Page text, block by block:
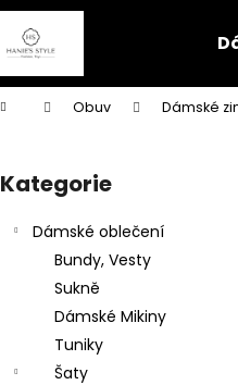
Domů Obuv Dámské
Přeskočit
kategorie
Kategorie
Dámské oblečení
Bundy, Vesty
Sukně
Dámské Mikiny
Tuniky
Šaty